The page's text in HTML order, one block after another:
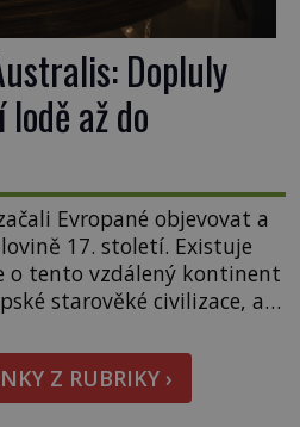
Dopluly
až do
Evropané objevovat a
17. století. Existuje
o tento vzdálený kontinent
starověké civilizace, a
kontinent Terra
Do jisté míry to byl
Z RUBRIKY ›